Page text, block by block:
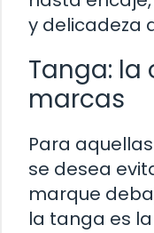
y delicadeza
Tanga: la
marcas
Para
se desea
marque
la tanga es